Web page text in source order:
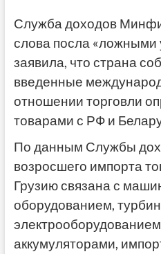
Служба доходов
слова посла «ложными
заявила, что страна
введенные
отношении торговли
товарами с РФ и
По данным Службы
возросшего импорта
Грузию связана с
оборудованием,
аккумуляторами,